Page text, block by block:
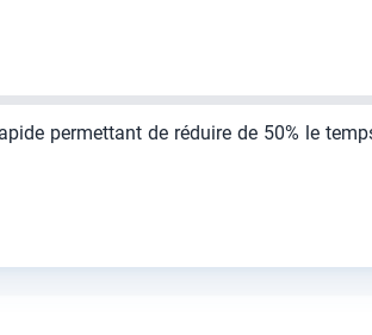
permettant de réduire de 50% le